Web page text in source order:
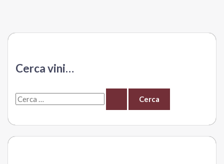
cavalieri
di
Lucis,
Notaio
Cerca vini…
C
r